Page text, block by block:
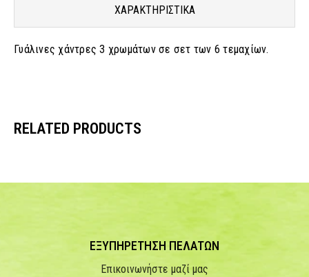
ΧΑΡΑΚΤΗΡΙΣΤΙΚΑ
Γυάλινες χάντρες 3 χρωμάτων σε σετ των 6 τεμαχίων.
RELATED PRODUCTS
ΕΞΥΠΗΡΕΤΗΣΗ ΠΕΛΑΤΩΝ
Επικοινωνήστε μαζί μας